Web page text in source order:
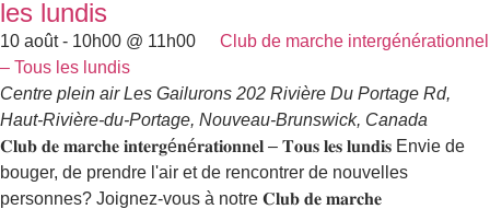
les lundis
10 août - 10h00 @ 11h00
Club de marche intergénérationnel
– Tous les lundis
Centre plein air Les Gailurons 202 Rivière Du Portage Rd,
Haut-Rivière-du-Portage, Nouveau-Brunswick, Canada
𝐂𝐥𝐮𝐛 𝐝𝐞 𝐦𝐚𝐫𝐜𝐡𝐞 𝐢𝐧𝐭𝐞𝐫𝐠é𝐧é𝐫𝐚𝐭𝐢𝐨𝐧𝐧𝐞𝐥 – 𝐓𝐨𝐮𝐬 𝐥𝐞𝐬 𝐥𝐮𝐧𝐝𝐢𝐬 Envie de
bouger, de prendre l'air et de rencontrer de nouvelles
personnes? Joignez-vous à notre 𝐂𝐥𝐮𝐛 𝐝𝐞 𝐦𝐚𝐫𝐜𝐡𝐞